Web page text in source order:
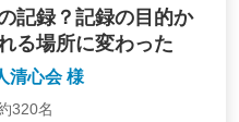
記録？記録の目的か
る場所に変わった
清心会 様
320名